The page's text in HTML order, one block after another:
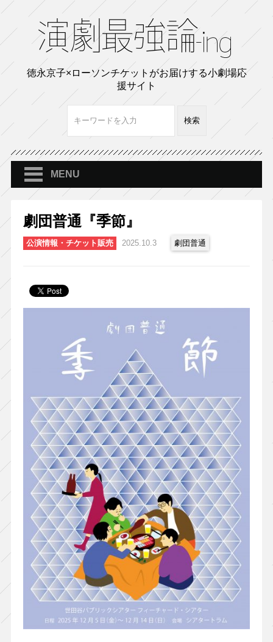
徳永京子×ローソンチケットがお届けする小劇場応
援サイト
MENU
劇団普通『季節』
公演情報・チケット販売 2025.10.3 劇団普通